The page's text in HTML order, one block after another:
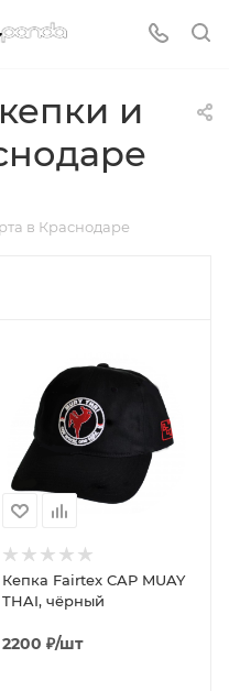
и
в Краснодаре
Кепка Fairtex CAP MUAY
THAI, чёрный
2200 ₽/шт